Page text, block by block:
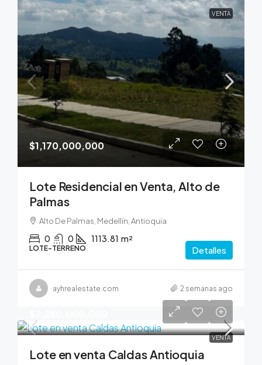
VENTA
$1,170,000,000
Lote Residencial en Venta, Alto de
Palmas
Alto De Palmas, Medellín, Antioquia
0 0 1113.81 m²
LOTE-TERRENO Detalles
ayhrealestate.com 2 semanas ago
VENTA
Lote en venta Caldas Antioquia